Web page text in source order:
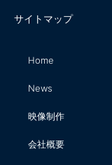
サイトマップ
Home
News
映像制作
会社概要